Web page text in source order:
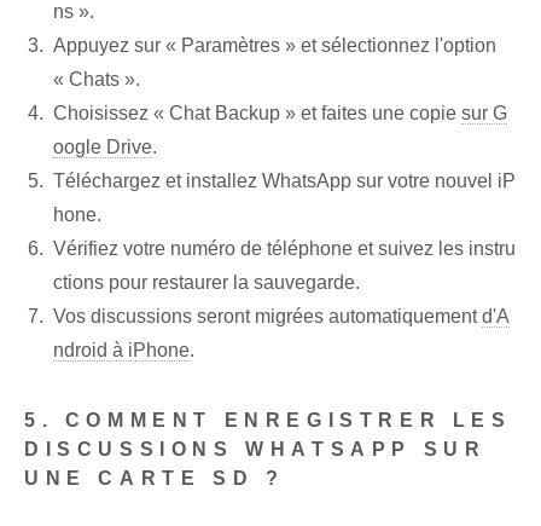
ns ».
Appuyez sur « Paramètres » et sélectionnez l'option
« Chats ».
Choisissez « Chat Backup » et faites une copie sur G
oogle Drive.
Téléchargez et installez WhatsApp sur votre nouvel iP
hone.
Vérifiez votre numéro de téléphone et suivez les instru
ctions pour restaurer la sauvegarde.
Vos discussions seront migrées automatiquementd'A
ndroid à iPhone.
5. COMMENT ENREGISTRER LES
DISCUSSIONS WHATSAPP SUR
UNE CARTE SD ?